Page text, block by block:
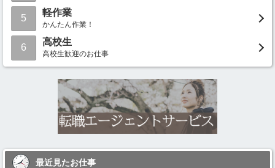
5
軽作業
かんたん作業！
6
高校生
高校生歓迎のお仕事
最近見たお仕事